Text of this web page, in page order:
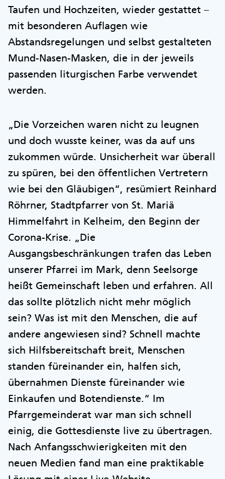
Taufen und Hochzeiten, wieder gestattet –
mit besonderen Auflagen wie
Abstandsregelungen und selbst gestalteten
Mund-Nasen-Masken, die in der jeweils
passenden liturgischen Farbe verwendet
werden.
„Die Vorzeichen waren nicht zu leugnen
und doch wusste keiner, was da auf uns
zukommen würde. Unsicherheit war überall
zu spüren, bei den öffentlichen Vertretern
wie bei den Gläubigen“, resümiert Reinhard
Röhrner, Stadtpfarrer von St. Mariä
Himmelfahrt in Kelheim, den Beginn der
Corona-Krise. „Die
Ausgangsbeschränkungen trafen das Leben
unserer Pfarrei im Mark, denn Seelsorge
heißt Gemeinschaft leben und erfahren. All
das sollte plötzlich nicht mehr möglich
sein? Was ist mit den Menschen, die auf
andere angewiesen sind? Schnell machte
sich Hilfsbereitschaft breit, Menschen
standen füreinander ein, halfen sich,
übernahmen Dienste füreinander wie
Einkaufen und Botendienste.“ Im
Pfarrgemeinderat war man sich schnell
einig, die Gottesdienste live zu übertragen.
Nach Anfangsschwierigkeiten mit den
neuen Medien fand man eine praktikable